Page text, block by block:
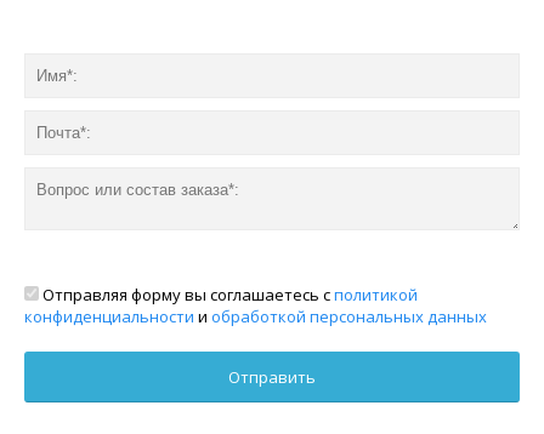
Отправляя форму вы соглашаетесь сполитикой
конфиденциальности и обработкой персональных данных